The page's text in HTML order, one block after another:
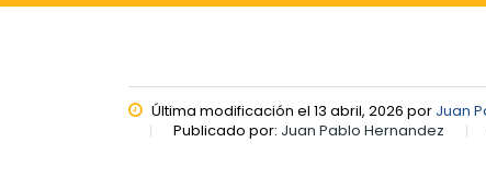
Última modificación el 13 abril, 2026 por Juan
Publicado por: Juan Pablo Hernandez